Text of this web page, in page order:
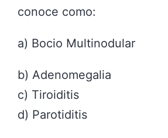
conoce como:
a) Bocio Multinodular
b) Adenomegalia
c) Tiroiditis
d) Parotiditis